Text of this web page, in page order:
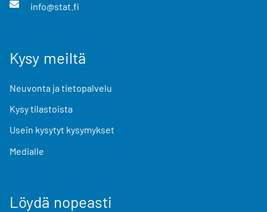
info@stat.fi
Kysy meiltä
Neuvonta ja tietopalvelu
Kysy tilastoista
Usein kysytyt kysymykset
Medialle
Löydä nopeasti